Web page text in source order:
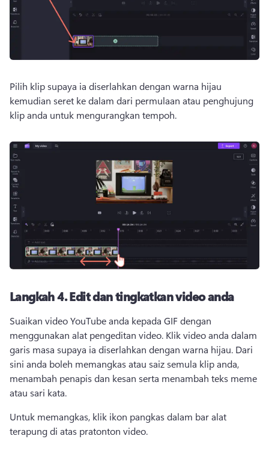
Pilih klip supaya ia diserlahkan dengan warna hijau
kemudian seret ke dalam dari permulaan atau penghujung
klip anda untuk mengurangkan tempoh.
Langkah 4.Edit dan tingkatkan video anda
Suaikan video YouTube anda kepada GIF dengan
menggunakan alat pengeditan video. Klik video anda dalam
garis masa supaya ia diserlahkan dengan warna hijau. Dari
sini anda boleh memangkas atau saiz semula klip anda,
menambah penapis dan kesan serta menambah teks meme
atau sari kata.
Untuk memangkas, klik ikon pangkas dalam bar alat
terapung di atas pratonton video.